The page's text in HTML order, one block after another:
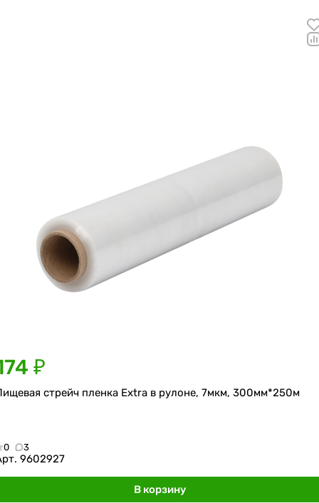
₽
стрейч пленка Extra в рулоне, 7мкм, 300мм*250м
0 3
9602927
В корзину